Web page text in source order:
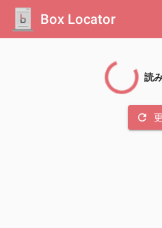
Box Locator
読
refresh